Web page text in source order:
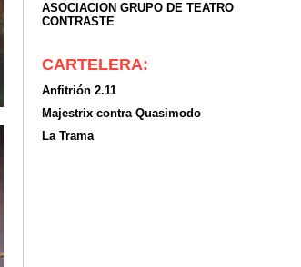
ASOCIACION GRUPO DE TEATRO
CONTRASTE
CARTELERA:
Anfitrión 2.11
Majestrix contra Quasimodo
La Trama